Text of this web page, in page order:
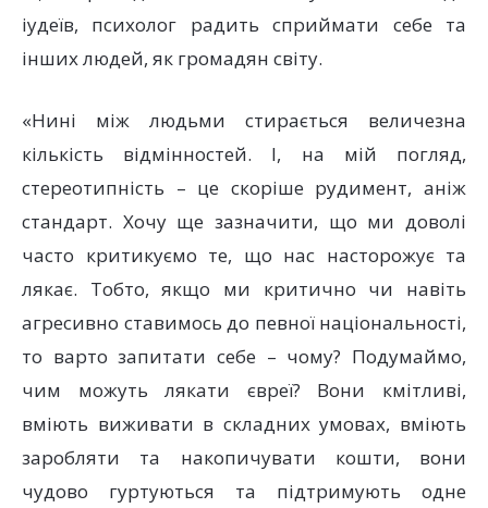
іудеїв, психолог радить сприймати себе та
інших людей, як громадян світу.
«Нині між людьми стирається величезна
кількість відмінностей. І, на мій погляд,
стереотипність – це скоріше рудимент, аніж
стандарт. Хочу ще зазначити, що ми доволі
часто критикуємо те, що нас насторожує та
лякає. Тобто, якщо ми критично чи навіть
агресивно ставимось до певної національності,
то варто запитати себе – чому? Подумаймо,
чим можуть лякати євреї? Вони кмітливі,
вміють виживати в складних умовах, вміють
заробляти та накопичувати кошти, вони
чудово гуртуються та підтримують одне